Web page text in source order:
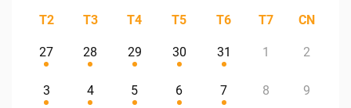
T2 T3 T4 T5 T6 T7 CN
27 28 29 30 31 1 2
3 4 5 6 7 8 9